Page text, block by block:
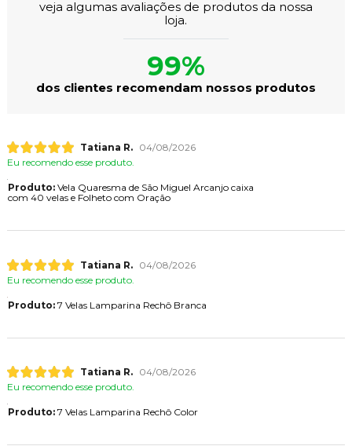
veja algumas avaliações de produtos da nossa
loja.
99%
dos clientes recomendam nossos produtos
Tatiana R.
04/08/2026
Eu recomendo esse produto.
Produto:Vela Quaresma de São Miguel Arcanjo caixa
com 40 velas e Folheto com Oração
Tatiana R.
04/08/2026
Eu recomendo esse produto.
Produto:7 Velas Lamparina Rechô Branca
Tatiana R.
04/08/2026
Eu recomendo esse produto.
Produto:7 Velas Lamparina Rechô Color